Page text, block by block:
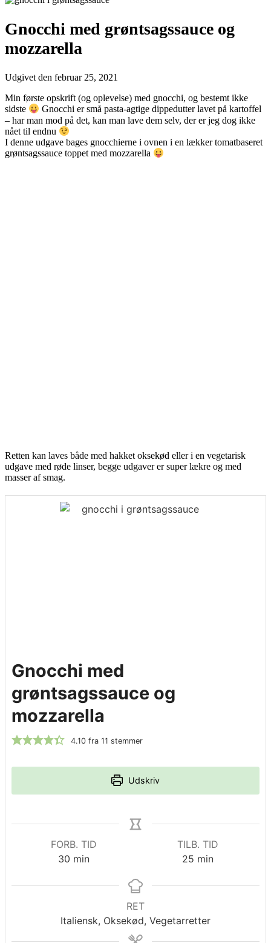
Gnocchi med grøntsagssauce og
mozzarella
Udgivet den februar 25, 2021
Min første opskrift (og oplevelse) med gnocchi, og bestemt ikke
sidste
Gnocchi er små pasta-agtige dippedutter lavet på kartoffel
– har man mod på det, kan man lave dem selv, der er jeg dog ikke
nået til endnu
I denne udgave bages gnocchierne i ovnen i en lækker tomatbaseret
grøntsagssauce toppet med mozzarella
Retten kan laves både med hakket oksekød eller i en vegetarisk
udgave med røde linser, begge udgaver er super lækre og med
masser af smag.
Gnocchi med
grøntsagssauce og
mozzarella
4.10fra 11 stemmer
Udskriv
FORB. TID
30minutter
min
TILB. TID
25minutter
min
RET
Italiensk, Oksekød, Vegetarretter